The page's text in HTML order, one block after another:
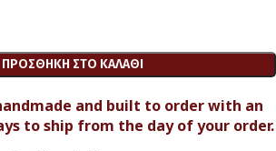
ΠΡΟΣΘΉΚΗ ΣΤΟ ΚΑΛΆΘΙ
and built to order with an
to ship from the day of your order.